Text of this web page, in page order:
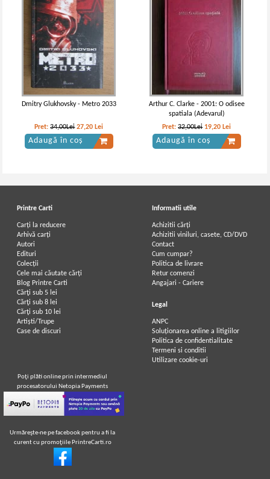
Dmitry Glukhovsky - Metro 2033
Pret:34,00Lei 27,20 Lei
Adaugă în coș
Arthur C. Clarke - 2001: O odisee
spatiala (Adevarul)
Pret:32,00Lei 19,20 Lei
Adaugă în coș
Printre Carti
Carți la reducere
Arhivă carți
Autori
Edituri
Colecții
Cele mai căutate cărți
Blog Printre Carti
Cărţi sub 5 lei
Cărţi sub 8 lei
Cărţi sub 10 lei
Artiști/Trupe
Case de discuri
Informatii utile
Achizitii cărți
Achizitii viniluri, casete, CD/DVD
Contact
Cum cumpar?
Politica de livrare
Retur comenzi
Angajari - Cariere
Legal
ANPC
Soluționarea online a litigiilor
Politica de confidentialitate
Termeni si conditii
Utilizare cookie-uri
Poţi plăti online prin intermediul
procesatorului Netopia Payments
Urmăreşte-ne pe facebook pentru a fi la
curent cu promoţiile PrintreCarti.ro